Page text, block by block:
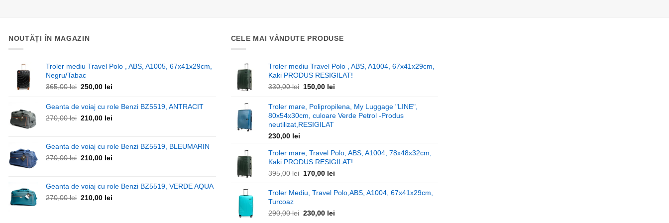
NOUTĂȚI ÎN MAGAZIN
Troler mediu Travel Polo , ABS, A1005, 67x41x29cm,
Negru/Tabac
365,00lei Prețul
a
fost:
365,00 lei.
250,00 lei
este:
Geanta de voiaj cu role Benzi BZ5519, ANTRACIT
270,00lei Prețul
fost:
270,00 lei.
210,00 lei
210,00 lei.
Geanta de voiaj cu role Benzi BZ5519, BLEUMARIN
270,00lei Prețul
fost:
270,00 lei.
210,00 lei
210,00 lei.
Geanta de voiaj cu role Benzi BZ5519, VERDE AQUA
270,00lei Prețul
210,00 lei
CELE MAI VÂNDUTE PRODUSE
Troler mediu Travel Polo , ABS, A1004, 67x41x29cm,
Kaki PRODUS RESIGILAT!
330,00lei Prețul
a
fost:
330,00 lei.
150,00 leiPrețul
este:
150,00 lei.
Troler mare, Polipropilena, My Luggage "LINE",
80x54x30cm, culoare Verde Petrol -Produs
neutilizat,RESIGILAT
230,00 lei
Troler mare, Travel Polo, ABS, A1004, 78x48x32cm,
Kaki PRODUS RESIGILAT!
395,00lei Prețul
a
395,00 lei.
170,00 leiPrețul
este:
Troler Mediu, Travel Polo,ABS, A1004, 67x41x29cm,
Turcoaz
290,00lei Prețul
230,00 leiPrețul